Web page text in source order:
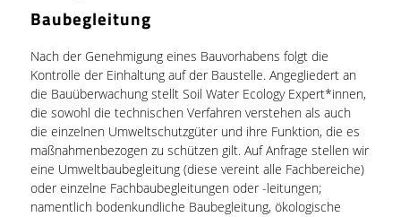
Baubegleitung
Nach der Genehmigung eines Bauvorhabens folgt die
Kontrolle der Einhaltung auf der Baustelle. Angegliedert an
die Bauüberwachung stellt Soil Water Ecology Expert*innen,
die sowohl die technischen Verfahren verstehen als auch
die einzelnen Umweltschutzgüter und ihre Funktion, die es
maßnahmenbezogen zu schützen gilt. Auf Anfrage stellen wir
eine Umweltbaubegleitung (diese vereint alle Fachbereiche)
oder einzelne Fachbaubegleitungen oder -leitungen;
namentlich bodenkundliche Baubegleitung, ökologische